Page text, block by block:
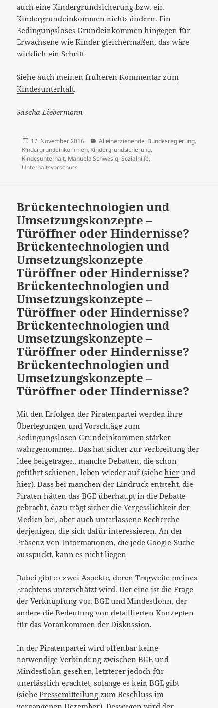
auch eineKindergrundsicherung bzw. ein
Kindergrundeinkommen nichts ändern. Ein
Bedingungsloses Grundeinkommen hingegen für
Erwachsene wie Kinder gleichermaßen, das wäre
wirklich ein Schritt.
Siehe auch meinen früherenKommentar zum
Kindesunterhalt.
Sascha Liebermann
Veröffentlicht
am
17. November 2016 Kategorien
Alleinerziehende, Bundesregierung,
Kindergrundeinkommen, Kindergrundsicherung,
Kindesunterhalt, Manuela Schwesig, Sozialhilfe,
Unterhaltsvorschuss
Brückentechnologien und
Umsetzungskonzepte –
Türöffner oder Hindernisse?
Brückentechnologien und
Umsetzungskonzepte –
Türöffner oder Hindernisse?
Brückentechnologien und
Umsetzungskonzepte –
Türöffner oder Hindernisse?
Brückentechnologien und
Umsetzungskonzepte –
Türöffner oder Hindernisse?
Brückentechnologien und
Umsetzungskonzepte –
Türöffner oder Hindernisse?
Mit den Erfolgen der Piratenpartei werden ihre
Überlegungen und Vorschläge zum
Bedingungslosen Grundeinkommen stärker
wahrgenommen. Das hat sicher zur Verbreitung der
Idee beigetragen, manche Debatten, die schon
geführt schienen, leben wieder auf (siehehier und
hier). Dass bei manchen der Eindruck entsteht, die
Piraten hätten das BGE überhaupt in die Debatte
gebracht, dazu trägt sicher die Vergesslichkeit der
Medien bei, aber auch unterlassene Recherche
derjenigen, die sich dafür interessieren. An der
Präsenz von Informationen, die jede Google-Suche
ausspuckt, kann es nicht liegen.
Dabei gibt es zwei Aspekte, deren Tragweite meines
Erachtens unterschätzt wird. Der eine ist die Frage
der Verknüpfung von BGE und Mindestlohn, der
andere die Bedeutung von detaillierten Konzepten
für das Vorankommen der Diskussion.
In der Piratenpartei wird offenbar keine
notwendige Verbindung zwischen BGE und
Mindestlohn gesehen, letzterer jedoch für
unerlässlich erachtet, solange es kein BGE gibt
(siehePressemitteilung zum Beschluss im
vergangenen Dezember). Deswegen wird der